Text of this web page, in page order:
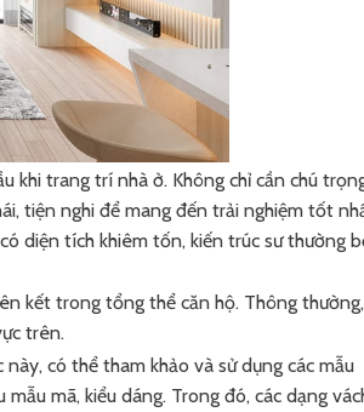
khi trang trí nhà ở. Không chỉ cần chú
tiện nghi để mang đến trải nghiệm tốt
diện tích khiêm tốn, kiến trúc sư thường
kết trong tổng thể căn hộ. Thông thường,
trên.
có thể tham khảo và sử dụng các mẫu
mã, kiểu dáng. Trong đó, các dạng